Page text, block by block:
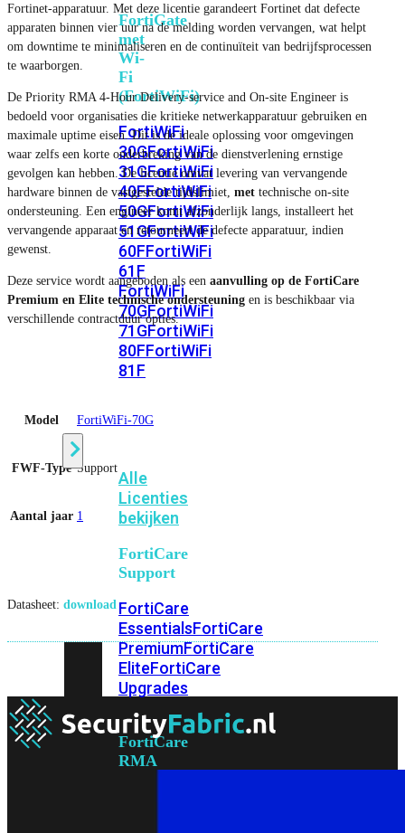
FortiGate
met
Wi-
Fi
(FortiWiFi)
FortiWiFi
30GFortiWiFi
31GFortiWiFi
40FFortiWiFi
50GFortiWiFi
51GFortiWiFi
60FFortiWiFi
61F
FortiWiFi
70GFortiWiFi
71GFortiWiFi
80FFortiWiFi
81F
Licentie
Alle
Licenties
bekijken
FortiCare
Support
FortiCare
EssentialsFortiCare
PremiumFortiCare
EliteFortiCare
Upgrades
FortiCare
RMA
Fortinet-apparatuur. Met deze licentie garandeert Fortinet dat defecte
apparaten binnen vier uur na de melding worden vervangen, wat helpt
om downtime te minimaliseren en de continuïteit van bedrijfsprocessen
te waarborgen.
De Priority RMA 4-Hour Delivery-service and On-site Engineer is
bedoeld voor organisaties die kritieke netwerkapparatuur gebruiken en
maximale uptime eisen. Dit is de ideale oplossing voor omgevingen
waar zelfs een korte onderbreking van de dienstverlening ernstige
gevolgen kan hebben. De licentie omvat levering van vervangende
hardware binnen de vastgestelde tijdslimiet, met technische on-site
ondersteuning. Een engineer komt afzonderlijk langs, installeert het
vervangende apparaat en retourneert de defecte apparatuur, indien
gewenst.
Deze service wordt aangeboden als een aanvulling op de FortiCare
Premium en Elite technische ondersteuning en is beschikbaar via
verschillende contractduur opties.
Model FortiWiFi-70G
FWF-Type Support
Aantal jaar 1
Datasheet: download